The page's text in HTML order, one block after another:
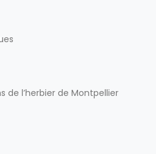
de l’herbier de Montpellier